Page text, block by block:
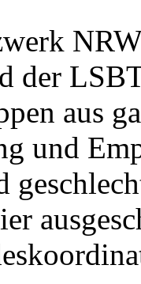
der
aus
und